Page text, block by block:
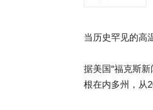
当历史罕见的高
据美国“福克斯
根在内多州，从